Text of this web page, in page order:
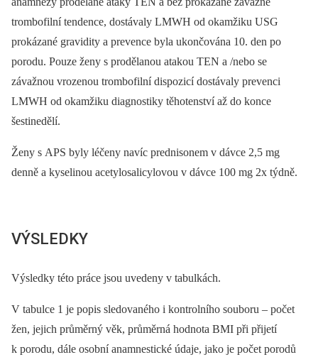
trombofilní tendence, dostávaly LMWH od okamžiku USG
prokázané gravidity a prevence byla ukončována 10. den po
porodu. Pouze ženy s prodělanou atakou TEN a /nebo se
závažnou vrozenou trombofilní dispozicí dostávaly prevenci
LMWH od okamžiku diagnostiky těhotenství až do konce
šestinedělí.
Ženy s APS byly léčeny navíc prednisonem v dávce 2,5 mg
denně a kyselinou acetylosalicylovou v dávce 100 mg 2x týdně.
VÝSLEDKY
Výsledky této práce jsou uvedeny v tabulkách.
V tabulce 1 je popis sledovaného i kontrolního souboru –⁠ počet
žen, jejich průměrný věk, průměrná hodnota BMI při přijetí
k porodu, dále osobní anamnestické údaje, jako je počet porodů